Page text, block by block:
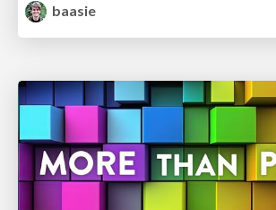
baasie